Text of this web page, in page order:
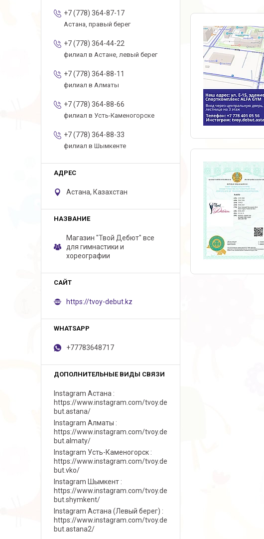
+7 (778) 364-87-17
Астана, правый берег
+7 (778) 364-44-22
филиал в Астане, левый берег
+7 (778) 364-88-11
филиал в Алматы
+7 (778) 364-88-66
филиал в Усть-Каменогорске
+7 (778) 364-88-33
филиал в Шымкенте
Астана, Казахстан
Магазин "Твой Дебют" все
для гимнастики и
хореографии
https://tvoy-debut.kz
+77783648717
Instagram Астана
https://www.instagram.com/tvoy.de
but.astana/
Instagram Алматы
https://www.instagram.com/tvoy.de
but.almaty/
Instagram Усть-Каменогорск
https://www.instagram.com/tvoy.de
but.vko/
Instagram Шымкент
https://www.instagram.com/tvoy.de
but.shymkent/
Instagram Астана (Левый берег)
https://www.instagram.com/tvoy.de
but.astana2/